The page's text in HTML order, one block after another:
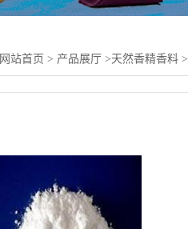
网站首页 > 产品展厅 >天然香精香料 >